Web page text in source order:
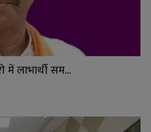
में लाभार्थी सम...